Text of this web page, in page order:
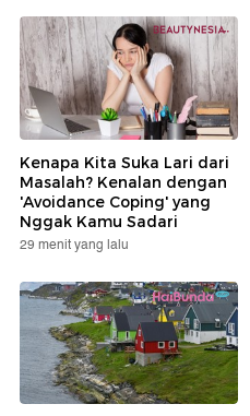
Kenapa Kita Suka Lari dari
Masalah? Kenalan dengan
'Avoidance Coping' yang
Nggak Kamu Sadari
29 menit yang lalu